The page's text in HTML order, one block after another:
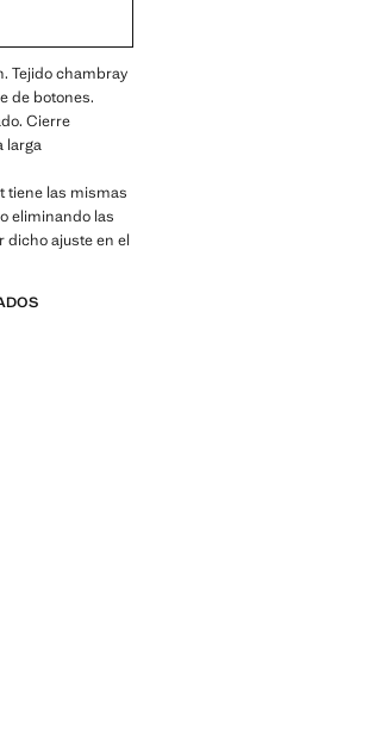
Tejido chambray
de botones.
Cierre
larga
tiene las mismas
eliminando las
dicho ajuste en el